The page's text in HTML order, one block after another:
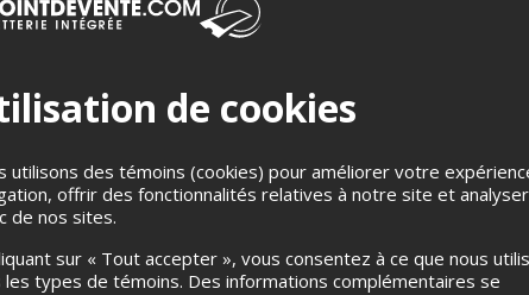
journée festive hors du commun avec le spectacle
d'époque animée et joyeuse à travers des tableaux
la journée :
glacée, pop-corn et autres rafraîchissements.Balades
de maisons historiques. Tables de pique-nique disponibles
: 14h à 21h
du spectacle: 16 h
de cookies
utilisons des témoins (cookies) pour améliorer votre
offrir des fonctionnalités relatives à notre site et
de nos sites.
sur « Tout accepter », vous consentez à ce que nous
les types de témoins. Des informations complémentaires se